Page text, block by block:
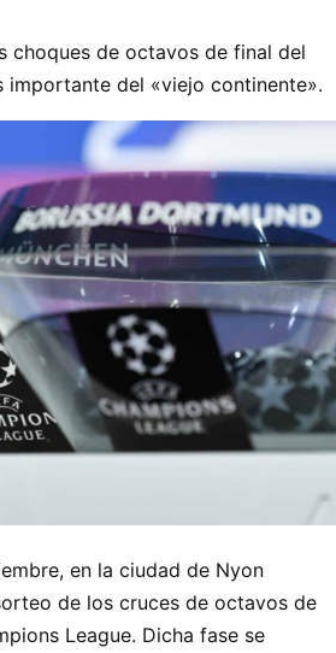
choques de octavos de final del
importante del «viejo continente».
en la ciudad de Nyon
de los cruces de octavos de
League. Dicha fase se